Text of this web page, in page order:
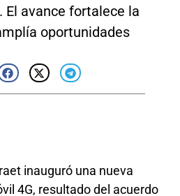
El avance fortalece la
oportunidades
inauguró una nueva
4G, resultado del acuerdo